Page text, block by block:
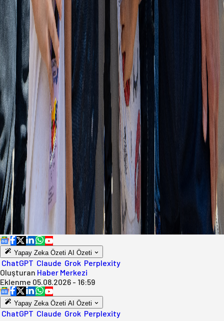
Yapay Zeka Özeti AI Özeti
ChatGPT Claude Grok Perplexity
Oluşturan Haber Merkezi
Eklenme 05.08.2026 - 16:59
Yapay Zeka Özeti AI Özeti
ChatGPT Claude Grok Perplexity